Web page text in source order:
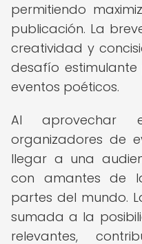
permitiendo
publicación. La
creatividad y
desafío
eventos poéticos.
Al aprovechar
organizadores de
llegar a una
con amantes de
partes del mundo.
sumada a la
relevantes,